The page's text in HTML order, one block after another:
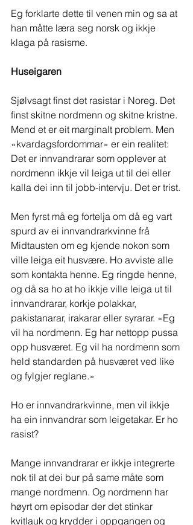
Eg forklarte dette til venen min og sa at
han måtte læra seg norsk og ikkje
klaga på rasisme.
Huseigaren
Sjølvsagt finst det rasistar i Noreg. Det
finst skitne nordmenn og skitne kristne.
Mend et er eit marginalt problem. Men
«kvardagsfordommar» er ein realitet:
Det er innvandrarar som opplever at
nordmenn ikkje vil leiga ut til dei eller
kalla dei inn til jobb-intervju. Det er trist.
Men fyrst må eg fortelja om då eg vart
spurd av ei innvandrarkvinne frå
Midtausten om eg kjende nokon som
ville leiga eit husvære. Ho avviste alle
som kontakta henne. Eg ringde henne,
og då sa ho at ho ikkje ville leiga ut til
innvandrarar, korkje polakkar,
pakistanarar, irakarar eller syrarar. «Eg
vil ha nordmenn. Eg har nettopp pussa
opp husværet. Eg vil ha nordmenn som
held standarden på husværet ved like
og fylgjer reglane.»
Ho er innvandrarkvinne, men vil ikkje
ha ein innvandrar som leigetakar. Er ho
rasist?
Mange innvandrarar er ikkje integrerte
nok til at dei bur på same måte som
mange nordmenn. Og nordmenn har
høyrt om episodar der det stinkar
kvitlauk og krydder i oppgangen og